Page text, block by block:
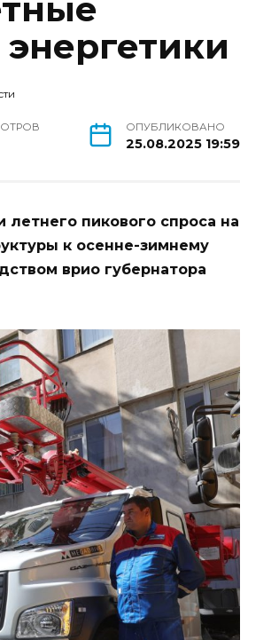
ОПУБЛИКОВАНО
25.08.2025 19:59
летнего пикового спроса на
к осенне-зимнему
врио губернатора